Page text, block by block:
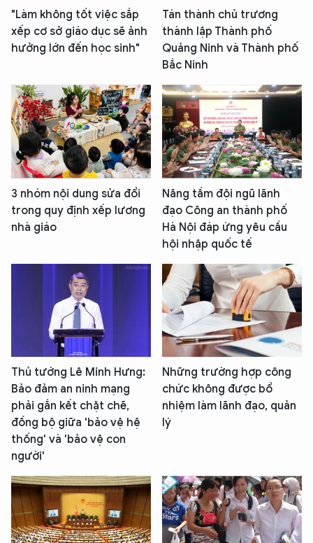
"Làm không tốt việc sắp
xếp cơ sở giáo dục sẽ ảnh
hưởng lớn đến học sinh"
Tán thành chủ trương
thành lập Thành phố
Quảng Ninh và Thành phố
Bắc Ninh
3 nhóm nội dung sửa đổi
trong quy định xếp lương
nhà giáo
Nâng tầm đội ngũ lãnh
đạo Công an thành phố
Hà Nội đáp ứng yêu cầu
hội nhập quốc tế
Thủ tướng Lê Minh Hưng:
Bảo đảm an ninh mạng
phải gắn kết chặt chẽ,
đồng bộ giữa 'bảo vệ hệ
thống' và 'bảo vệ con
người'
Những trường hợp công
chức không được bổ
nhiệm làm lãnh đạo, quản
lý